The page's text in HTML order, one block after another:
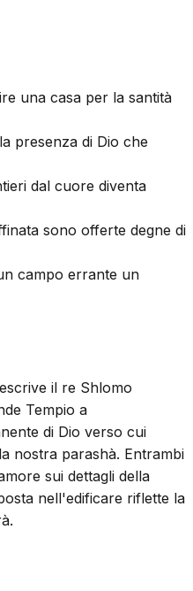
una casa per la santità
presenza di Dio che
dal cuore diventa
sono offerte degne di
campo errante un
il re Shlomo
Tempio a
di Dio verso cui
nostra parashà. Entrambi
sui dettagli della
nell'edificare riflette la